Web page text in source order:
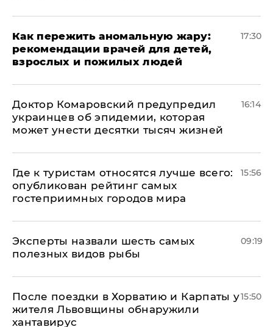
Как пережить аномальную жару:
рекомендации врачей для детей,
взрослых и пожилых людей
17:30
Доктор Комаровский предупредил
украинцев об эпидемии, которая
может унести десятки тысяч жизней
16:14
Где к туристам относятся лучше всего:
опубликован рейтинг самых
гостеприимных городов мира
15:56
Эксперты назвали шесть самых
полезных видов рыбы
09:19
После поездки в Хорватию и Карпаты у
жителя Львовщины обнаружили
хантавирус
15:50